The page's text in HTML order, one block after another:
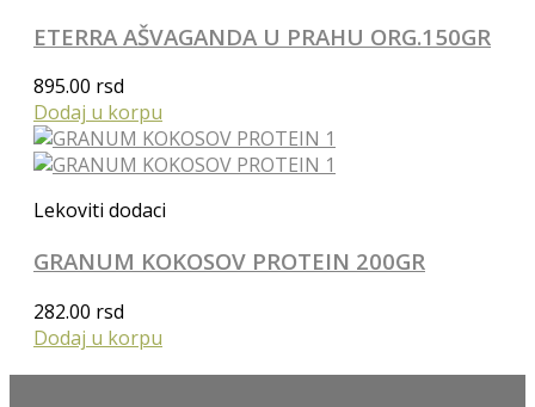
ETERRA AŠVAGANDA U PRAHU ORG.150GR
895.00 rsd
Dodaj u korpu
Lekoviti dodaci
GRANUM KOKOSOV PROTEIN 200GR
282.00 rsd
Dodaj u korpu